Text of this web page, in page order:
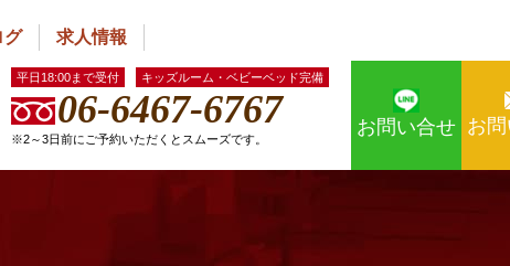
グ 求人情報
お
お問い合せ
平日18:00まで受付 キッズルーム・ベビーベッド完備
06-6467-6767
※2～3日前にご予約いただくとスムーズです。